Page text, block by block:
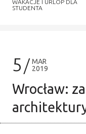
WAKACJE I URLOP DLA
STUDENTA
5
MAR
2019
Wrocław: